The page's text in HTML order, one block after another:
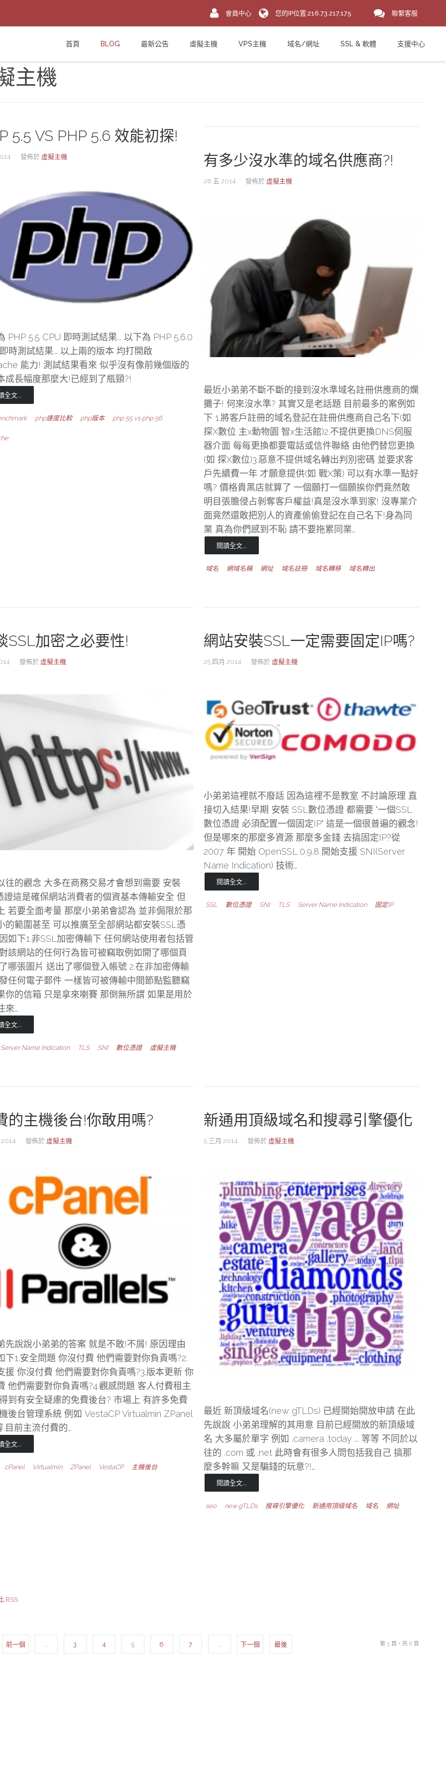
主機
5.5 VS PHP 5.6 效能初探!
發佈於 虛擬主機
PHP 5.5 CPU 即時測試結果... 以下為 PHP 5.6.0
時測試結果... 以上兩的版本 均打開啟
能力! 測試結果看來 似乎沒有像前幾個版的
成長幅度那麼大!已經到了瓶頸?!
全文...
php速度比較 php版本 php 55 vs php 56
有多少沒水準的域名供應商?!
28 五 2014 發佈於 虛擬主機
最近小弟弟不斷不斷的接到沒水準域名註冊供應商的爛
攤子! 何來沒水準? 其實又是老話題 目前最多的案例如
下 1.將客戶註冊的域名登記在註冊供應商自己名下(如
探X數位 主x動物園 智x生活館)2.不提供更換DNS伺服
器介面 每每更換都要電話或信件聯絡 由他們替您更換
(如 探X數位)3.惡意不提供域名轉出判別密碼 並要求客
戶先續費一年 才願意提供(如 戰X策) 可以有水準一點好
嗎? 價格貴黑店就算了 一個願打一個願挨你們竟然敢
明目張膽侵占剝奪客戶權益!真是沒水準到家! 沒專業介
面竟然還敢把別人的資產偷偷登記在自己名下!身為同
業 真為你們感到不恥 請不要拖累同業…
閱讀全文...
域名 網域名稱 網址 域名註冊 域名轉移 域名轉出
SSL加密之必要性!
發佈於 虛擬主機
往的觀念 大多在商務交易才會想到需要 安裝
證這是確保網站消費者的個資基本傳輸安全 但
若要全面考量 那麼小弟弟會認為 並非侷限於那
的範圍甚至 可以推廣至全部網站都安裝SSL憑
如下1.非SSL加密傳輸下 任何網站使用者包括管
該網站的任何行為皆可被竊取例如開了哪個頁
哪張圖片 送出了哪個登入帳號 2.在非加密傳輸
任何電子郵件 一樣皆可被傳輸中間節點監聽竊
你的信箱 只是拿來喇賽 那倒無所謂 如果是用於
來…
全文...
Server Name Indication TLS SNI 數位憑證 虛擬主機
網站安裝SSL一定需要固定IP嗎?
25 四月 2014 發佈於 虛擬主機
小弟弟這裡就不廢話 因為這裡不是教室 不討論原理 直
接切入結果!早期 安裝 SSL數位憑證 都需要 "一個SSL
數位憑證 必須配置一個固定IP" 這是一個很普遍的觀念!
但是哪來的那麼多資源 那麼多金錢 去搞固定IP?從
2007 年 開始 OpenSSL 0.9.8 開始支援 SNI(Server
Name Indication) 技術…
閱讀全文...
SSL 數位憑證 SNI TLS Server Name Indication 固定IP
的主機後台!你敢用嗎?
2014 發佈於 虛擬主機
先說說小弟弟的答案 就是不敢!不屑! 原因理由
下1.安全問題 你沒付費 他們需要對你負責嗎?2.
援 你沒付費 他們需要對你負責嗎?3.版本更新 你
他們需要對你負責嗎?4.觀感問題 客人付費租主
到有安全疑慮的免費後台? 市場上 有許多免費
後台管理系統 例如 VestaCP Virtualmin ZPanel
.目前主流付費的…
全文...
cPanel Virtualmin ZPanel VestaCP 主機後台
新通用頂級域名和搜尋引擎優化
5 三月 2014 發佈於 虛擬主機
最近 新頂級域名(new gTLDs) 已經開始開放申請 在此
先說說 小弟弟理解的其用意 目前已經開放的新頂級域
名 大多屬於單字 例如 .camera .today ... 等等 不同於以
往的 .com 或 .net 此時會有很多人問包括我自己 搞那
麼多幹嘛 又是騙錢的玩意?!…
閱讀全文...
seo new gTLDs 搜尋引擎優化 新通用頂級域名 域名 網址
RSS
前一個 … 3 4 5 6 7 … 下一個 最後 第 5 頁，共 8 頁
註冊/登入 或註冊會員
密碼
忘記您的密碼？
聯繫客服
您的IP位置:216.73.217.175
會員中心
首頁 BLOG 最新公告 虛擬主機 VPS主機 域名/網址 SSL & 軟體 支援中心